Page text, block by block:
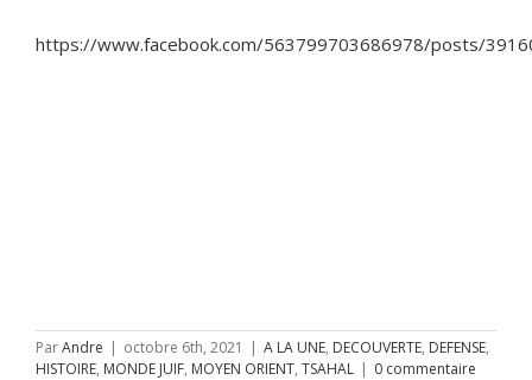
https://www.facebook.com/563799703686978/posts/
ParAndre | octobre 6th, 2021 | A LA UNE, DECOUVERTE, DEFENSE,
HISTOIRE, MONDE JUIF, MOYEN ORIENT, TSAHAL | 0 commentaire